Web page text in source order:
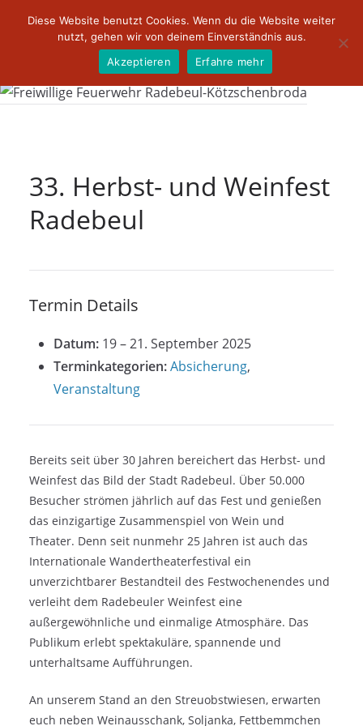
33. Herbst- und Weinfest
Radebeul
Termin Details
Datum: 19–21. September 2025
Terminkategorien:Absicherung,
Veranstaltung
Bereits seit über 30 Jahren bereichert das Herbst- und
Weinfest das Bild der Stadt Radebeul. Über 50.000
Besucher strömen jährlich auf das Fest und genießen
das einzigartige Zusammenspiel von Wein und
Theater. Denn seit nunmehr 25 Jahren ist auch das
Internationale Wandertheaterfestival ein
unverzichtbarer Bestandteil des Festwochenendes und
verleiht dem Radebeuler Weinfest eine
außergewöhnliche und einmalige Atmosphäre. Das
Publikum erlebt spektakuläre, spannende und
unterhaltsame Aufführungen.
An unserem Stand an den Streuobstwiesen, erwarten
euch neben Weinausschank, Soljanka, Fettbemmchen
Diese Website benutzt Cookies. Wenn du die Website weiter
nutzt, gehen wir von deinem Einverständnis aus.
Akzeptieren
Erfahre mehr